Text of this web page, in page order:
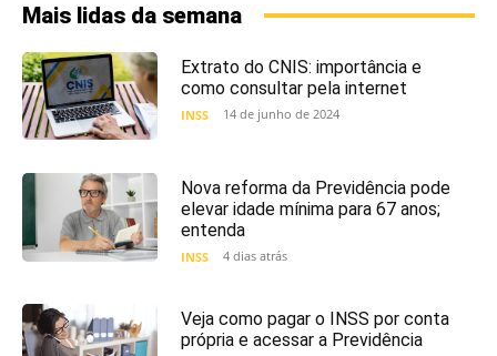
Mais lidas da semana
Extrato do CNIS: importância e
como consultar pela internet
INSS 14 de junho de 2024
Nova reforma da Previdência pode
elevar idade mínima para 67 anos;
entenda
INSS 4 dias atrás
Veja como pagar o INSS por conta
própria e acessar a Previdência